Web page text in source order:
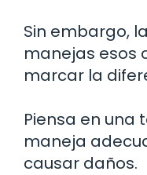
Sin embargo,
manejas esos
marcar la
Piensa en una
maneja
causar daños.